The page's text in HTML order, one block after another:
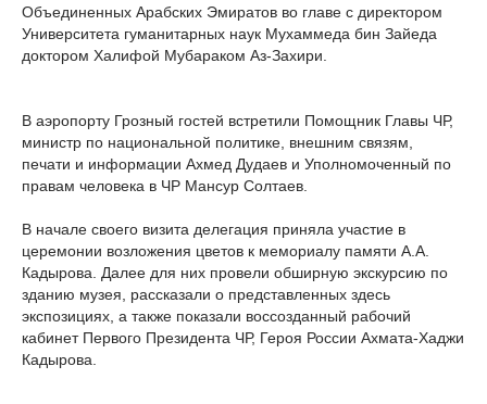
Объединенных Арабских Эмиратов во главе с директором
Университета гуманитарных наук Мухаммеда бин Зайеда
доктором Халифой Мубараком Аз-Захири.
В аэропорту Грозный гостей встретили Помощник Главы ЧР,
министр по национальной политике, внешним связям,
печати и информации Ахмед Дудаев и Уполномоченный по
правам человека в ЧР Мансур Солтаев.
В начале своего визита делегация приняла участие в
церемонии возложения цветов к мемориалу памяти А.А.
Кадырова. Далее для них провели обширную экскурсию по
зданию музея, рассказали о представленных здесь
экспозициях, а также показали воссозданный рабочий
кабинет Первого Президента ЧР, Героя России Ахмата-Хаджи
Кадырова.